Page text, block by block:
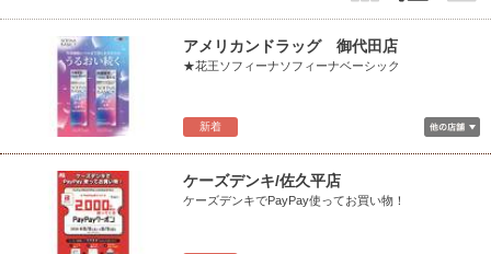
新着
アメリカンドラッグ 御代田店
★花王ソフィーナソフィーナベーシック
ケーズデンキ/佐久平店
ケーズデンキでPayPay使ってお買い物！